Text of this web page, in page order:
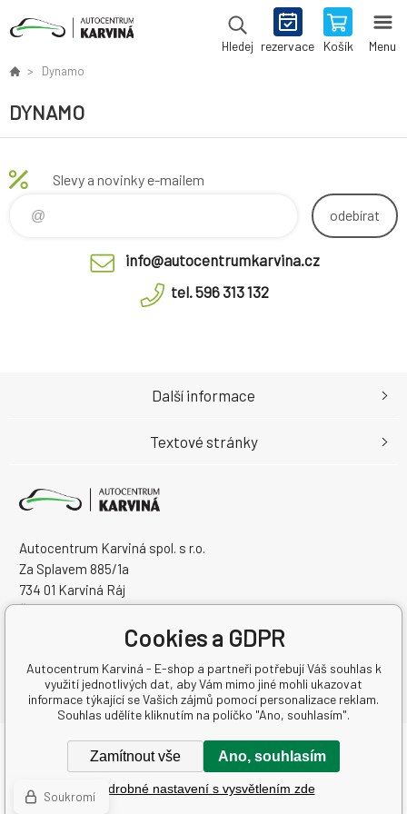
Hledej rezervace Košík Menu
Dynamo
DYNAMO
Slevy a novinky e-mailem
odebírat
info@autocentrumkarvina.cz
tel. 596 313 132
Autocentrum Karviná spol. s r.o.
Za Splavem 885/1a
734 01 Karviná Ráj
Česká Republika
Další informace
Textové stránky
Copyright © 2026 Autocentrum Karviná spol. s r.o.
Všechna práva vyhrazena.
Tvorba a pronájem eshopůBINARGON.cz-Mapa stránek
Cookies a GDPR
Autocentrum Karviná - E-shop a partneři potřebují Váš souhlas k
využití jednotlivých dat, aby Vám mimo jiné mohli ukazovat
informace týkající se Vašich zájmů pomocí personalizace reklam.
Souhlas udělíte kliknutím na políčko "Ano, souhlasím".
Zamítnout vše Ano, souhlasím
Podrobné nastavení s vysvětlením zde
Soukromí